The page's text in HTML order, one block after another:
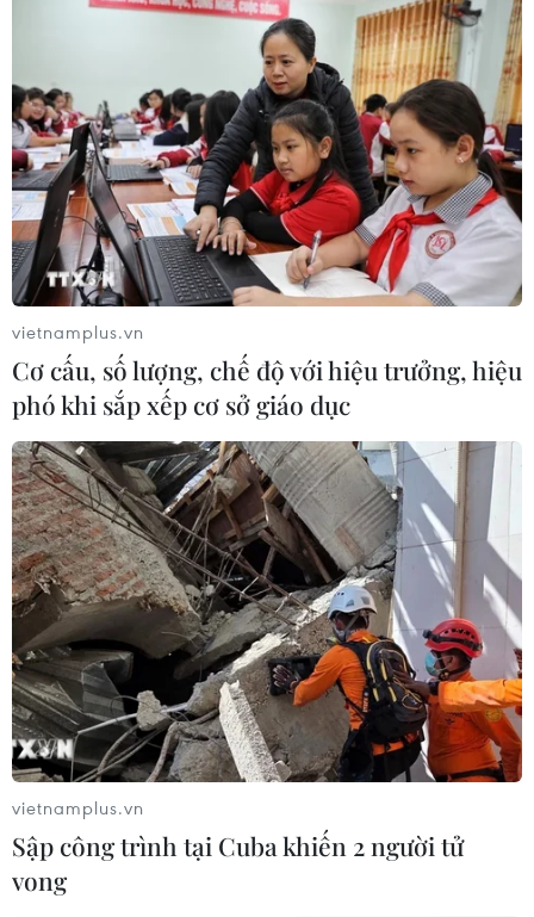
vietnamplus.vn
Cơ cấu, số lượng, chế độ với hiệu trưởng, hiệu
phó khi sắp xếp cơ sở giáo dục
vietnamplus.vn
Sập công trình tại Cuba khiến 2 người tử
vong